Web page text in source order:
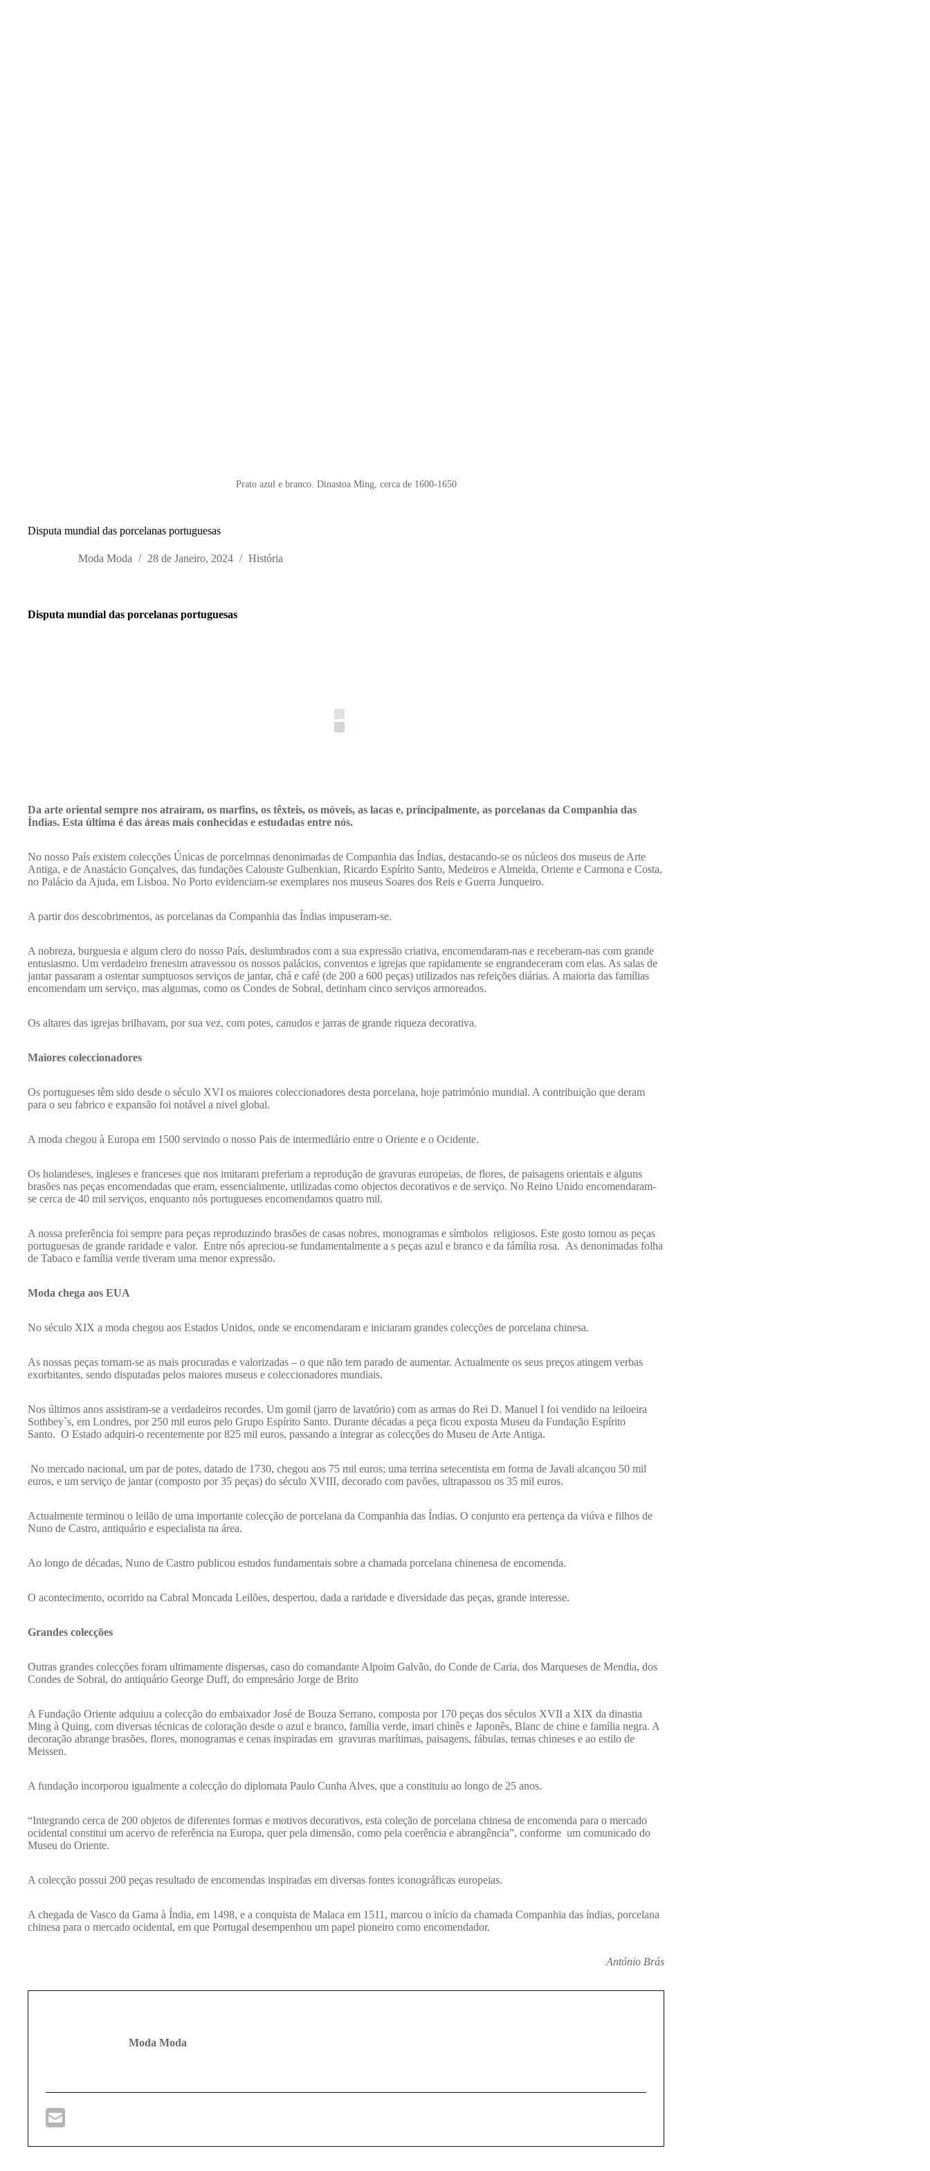
Prato azul e branco. Dinastoa Ming, cerca de 1600-1650
Disputa mundial das porcelanas portuguesas
Moda Moda 28 de Janeiro, 2024 História
Disputa mundial das porcelanas portuguesas
Da arte oriental sempre nos atraíram, os marfins, os têxteis, os móveis, as lacas e, principalmente, as porcelanas da Companhia das
Índias. Esta última é das áreas mais conhecidas e estudadas entre nós.
No nosso País existem colecções Únicas de porcelmnas denonimadas de Companhia das Índias, destacando-se os núcleos dos museus de Arte
Antiga, e de Anastácio Gonçalves, das fundações Calouste Gulbenkian, Ricardo Espírito Santo, Medeiros e Almeida, Oriente e Carmona e Costa,
no Palácio da Ajuda, em Lisboa. No Porto evidenciam-se exemplares nos museus Soares dos Reis e Guerra Junqueiro.
A partir dos descobrimentos, as porcelanas da Companhia das Índias impuseram-se.
A nobreza, burguesia e algum clero do nosso País, deslumbrados com a sua expressão criativa, encomendaram-nas e receberam-nas com grande
entusiasmo. Um verdadeiro frenesim atravessou os nossos palácios, conventos e igrejas que rapidamente se engrandeceram com elas. As salas de
jantar passaram a ostentar sumptuosos serviços de jantar, chá e café (de 200 a 600 peças) utilizados nas refeições diárias. A maioria das famílias
encomendam um serviço, mas algumas, como os Condes de Sobral, detinham cinco serviços armoreados.
Os altares das igrejas brilhavam, por sua vez, com potes, canudos e jarras de grande riqueza decorativa.
Maiores coleccionadores
Os portugueses têm sido desde o século XVI os maiores coleccionadores desta porcelana, hoje património mundial. A contribuição que deram
para o seu fabrico e expansão foi notável a nivel global.
A moda chegou à Europa em 1500 servindo o nosso Pais de intermediário entre o Oriente e o Ocidente.
Os holandeses, ingleses e franceses que nos imitaram preferiam a reprodução de gravuras europeias, de flores, de paisagens orientais e alguns
brasões nas peças encomendadas que eram, essencialmente, utilizadas como objectos decorativos e de serviço. No Reino Unido encomendaram-
se cerca de 40 mil serviços, enquanto nós portugueses encomendamos quatro mil.
A nossa preferência foi sempre para peças reproduzindo brasões de casas nobres, monogramas e símbolos religiosos. Este gosto tornou as peças
portuguesas de grande raridade e valor. Entre nós apreciou-se fundamentalmente a s peças azul e branco e da fámília rosa. As denonimadas folha
de Tabaco e família verde tiveram uma menor expressão.
Moda chega aos EUA
No século XIX a moda chegou aos Estados Unidos, onde se encomendaram e iniciaram grandes colecções de porcelana chinesa.
As nossas peças tornam-se as mais procuradas e valorizadas – o que não tem parado de aumentar. Actualmente os seus preços atingem verbas
exorbitantes, sendo disputadas pelos maiores museus e coleccionadores mundiais.
Nos últimos anos assistiram-se a verdadeiros recordes. Um gomil (jarro de lavatório) com as armas do Rei D. Manuel I foi vendido na leiloeira
Sothbey`s, em Londres, por 250 mil euros pelo Grupo Espírito Santo. Durante décadas a peça ficou exposta Museu da Fundação Espírito
Santo. O Estado adquiri-o recentemente por 825 mil euros, passando a integrar as colecções do Museu de Arte Antiga.
No mercado nacional, um par de potes, datado de 1730, chegou aos 75 mil euros; uma terrina setecentista em forma de Javali alcançou 50 mil
euros, e um serviço de jantar (composto por 35 peças) do século XVIII, decorado com pavões, ultrapassou os 35 mil euros.
Actualmente terminou o leilão de uma importante colecção de porcelana da Companhia das Índias. O conjunto era pertença da viúva e filhos de
Nuno de Castro, antiquário e especialista na área.
Ao longo de décadas, Nuno de Castro publicou estudos fundamentais sobre a chamada porcelana chinenesa de encomenda.
O acontecimento, ocorrido na Cabral Moncada Leilões, despertou, dada a raridade e diversidade das peças, grande interesse.
Grandes colecções
Outras grandes colecções foram ultimamente dispersas, caso do comandante Alpoim Galvão, do Conde de Caria, dos Marqueses de Mendia, dos
Condes de Sobral, do antiquário George Duff, do empresário Jorge de Brito
A Fundação Oriente adquiuu a colecção do embaixador José de Bouza Serrano, composta por 170 peças dos séculos XVII a XIX da dinastia
Ming à Quing, com diversas técnicas de coloração desde o azul e branco, família verde, imari chinês e Japonês, Blanc de chine e família negra. A
decoração abrange brasões, flores, monogramas e cenas inspiradas em gravuras marítimas, paisagens, fábulas, temas chineses e ao estilo de
Meissen.
A fundação incorporou igualmente a colecção do diplomata Paulo Cunha Alves, que a constituiu ao longo de 25 anos.
“Integrando cerca de 200 objetos de diferentes formas e motivos decorativos, esta coleção de porcelana chinesa de encomenda para o mercado
ocidental constitui um acervo de referência na Europa, quer pela dimensão, como pela coerência e abrangência”, conforme um comunicado do
Museu do Oriente.
A colecção possui 200 peças resultado de encomendas inspiradas em diversas fontes iconográficas europeias.
A chegada de Vasco da Gama à Índia, em 1498, e a conquista de Malaca em 1511, marcou o início da chamada Companhia das índias, porcelana
chinesa para o mercado ocidental, em que Portugal desempenhou um papel pioneiro como encomendador.
António Brás
Moda Moda